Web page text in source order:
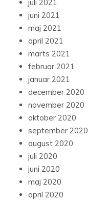
juli 2021
juni 2021
maj 2021
april 2021
marts 2021
februar 2021
januar 2021
december 2020
november 2020
oktober 2020
september 2020
august 2020
juli 2020
juni 2020
maj 2020
april 2020